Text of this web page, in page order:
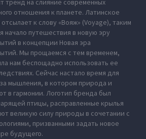
тренд на слияние современных
отношения к планете. Латинское
к слову «Вояж» (Voyage), таким
начало путешествия в новую эру
в концепции Новая эра
Мы прощаемся с тем временем,
нам беспощадно использовать ее
Сейчас настало время для
мышления, в котором природа и
в гармонии. Логотип бренда был
птицы, расправленные крылья
великую силу природы в сочетании с
призванными задать новое
будущего.